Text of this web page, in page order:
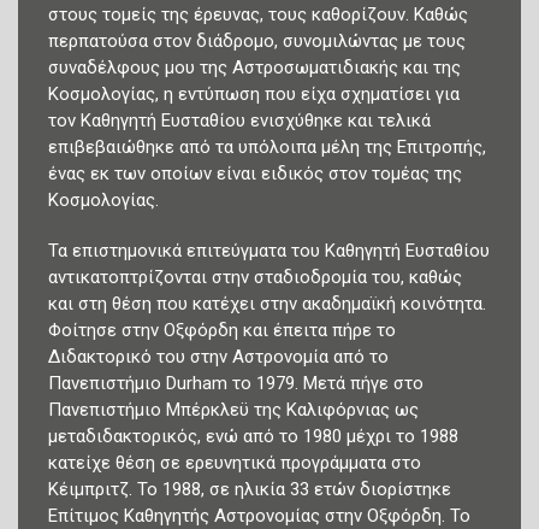
στους τομείς της έρευνας, τους καθορίζουν. Καθώς
περπατούσα στον διάδρομο, συνομιλώντας με τους
συναδέλφους μου της Αστροσωματιδιακής και της
Κοσμολογίας, η εντύπωση που είχα σχηματίσει για
τον Καθηγητή Ευσταθίου ενισχύθηκε και τελικά
επιβεβαιώθηκε από τα υπόλοιπα μέλη της Επιτροπής,
ένας εκ των οποίων είναι ειδικός στον τομέας της
Κοσμολογίας.
Τα επιστημονικά επιτεύγματα του Καθηγητή Ευσταθίου
αντικατοπτρίζονται στην σταδιοδρομία του, καθώς
και στη θέση που κατέχει στην ακαδημαϊκή κοινότητα.
Φοίτησε στην Οξφόρδη και έπειτα πήρε το
Διδακτορικό του στην Αστρονομία από το
Πανεπιστήμιο Durham το 1979. Μετά πήγε στο
Πανεπιστήμιο Μπέρκλεϋ της Καλιφόρνιας ως
μεταδιδακτορικός, ενώ από το 1980 μέχρι το 1988
κατείχε θέση σε ερευνητικά προγράμματα στο
Κέιμπριτζ. Το 1988, σε ηλικία 33 ετών διορίστηκε
Επίτιμος Καθηγητής Αστρονομίας στην Οξφόρδη. Το